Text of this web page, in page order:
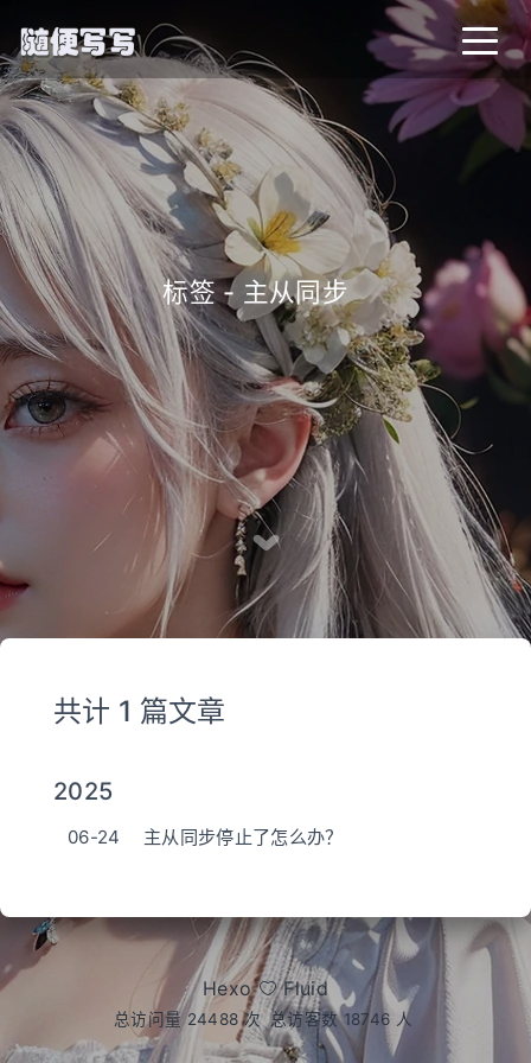
标签 - 主从同步 _
共计 1 篇文章
2025
06-24 主从同步停止了怎么办？
Hexo Fluid
总访问量24488次 总访客数18746 人